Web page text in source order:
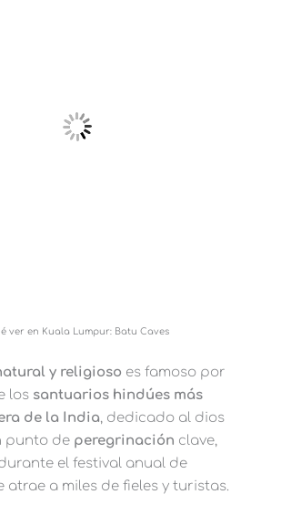
ver en Kuala Lumpur: Batu Caves
y religioso es famoso por
los santuarios hindúes más
de la India, dedicado al dios
punto de peregrinación clave,
el festival anual de
atrae a miles de fieles y turistas.